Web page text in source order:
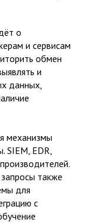
о
и сервисам
обмен
и
данных,
механизмы
SIEM, EDR,
также
для
с